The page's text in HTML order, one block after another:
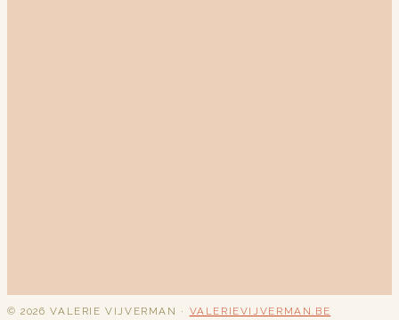
©2026 VALERIE VIJVERMAN · VALERIEVIJVERMAN.BE